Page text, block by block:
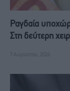
Ραγδαία
Στη δεύτερη
7 Αυγούστου, 2026